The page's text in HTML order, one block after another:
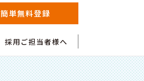
簡単無料登録
採用ご担当者様へ